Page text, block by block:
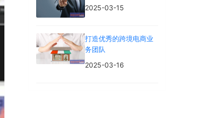
2025-03-15
打造优秀的跨境电商业
务团队
2025-03-16